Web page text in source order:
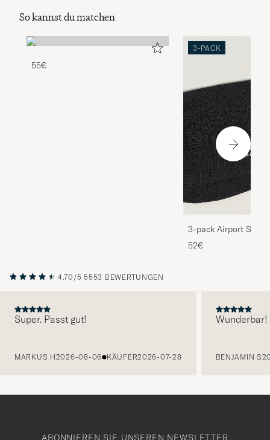
So kannst du matchen
55€
3-PACK
3-pack Airport
Melange
52€
4.70/5 5553 BEWERTUNGEN
Super. Passt gut!
MARKUS H2026-08-06 KÄUFER2026-07-28
Wunderbar!
BENJAMIN S
ABONNIEREN SIE UNSEREN NEWSLETTER